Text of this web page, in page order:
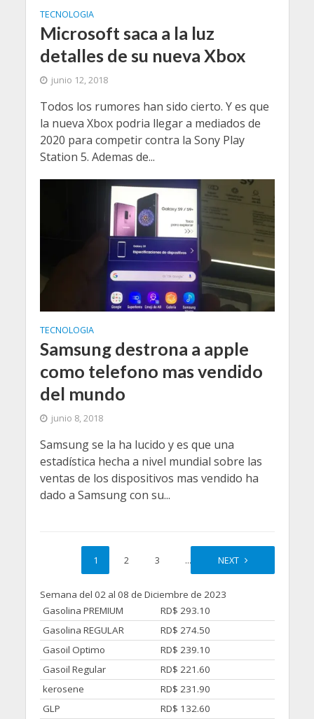
TECNOLOGIA
Microsoft saca a la luz
detalles de su nueva Xbox
junio 12, 2018
Todos los rumores han sido cierto. Y es que
la nueva Xbox podria llegar a mediados de
2020 para competir contra la Sony Play
Station 5. Ademas de...
TECNOLOGIA
Samsung destrona a apple
como telefono mas vendido
del mundo
junio 8, 2018
Samsung se la ha lucido y es que una
estadística hecha a nivel mundial sobre las
ventas de los dispositivos mas vendido ha
dado a Samsung con su...
1 2 3 … 10
NEXT
Semana del 02 al 08 de Diciembre de 2023
Gasolina PREMIUM
RD$ 293.10
Gasolina REGULAR
RD$ 274.50
Gasoil Optimo
RD$ 239.10
Gasoil Regular
RD$ 221.60
kerosene
RD$ 231.90
GLP
RD$ 132.60